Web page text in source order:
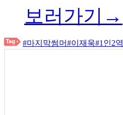
보러가기→
#마지막썸머#이재욱#1인2역